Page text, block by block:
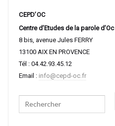
CEPD’OC
Centre d’Etudes de la parole d’Oc
8 bis, avenue Jules FERRY
13100 AIX EN PROVENCE
Tél : 04.42.93.45.12
Email : info@cepd-oc.fr
Search